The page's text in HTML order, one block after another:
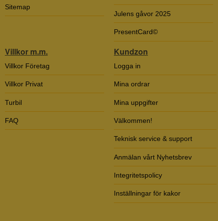
Sitemap
Julens gåvor 2025
PresentCard©
Villkor m.m.
Villkor Företag
Villkor Privat
Turbil
FAQ
Kundzon
Logga in
Mina ordrar
Mina uppgifter
Välkommen!
Teknisk service & support
Anmälan vårt Nyhetsbrev
Integritetspolicy
Inställningar för kakor